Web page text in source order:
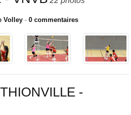
Volley - 0 commentaires
-